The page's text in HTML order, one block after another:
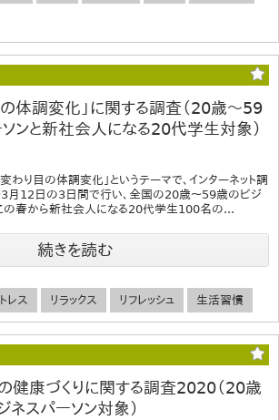
体調変化」に関する調査（20歳～59
ンと新社会人になる20代学生対象）
わり目の体調変化」というテーマで、インターネット調
12日の3日間で行い、全国の20歳～59歳のビジ
の春から新社会人になる20代学生100名の...
続きを読む
レス リラックス リフレッシュ 生活習慣
健康づくりに関する調査2020（20歳
スパーソン対象）